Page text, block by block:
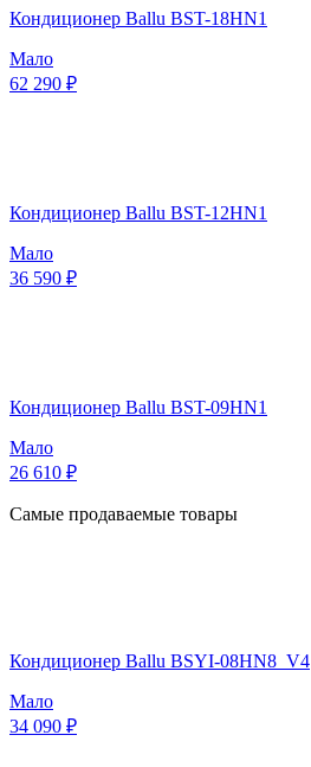
Кондиционер Ballu BST-18HN1
Мало
62 290 ₽
Кондиционер Ballu BST-12HN1
Мало
36 590 ₽
Кондиционер Ballu BST-09HN1
Мало
26 610 ₽
Самые продаваемые товары
Кондиционер Ballu BSYI-08HN8_V4
Мало
34 090 ₽